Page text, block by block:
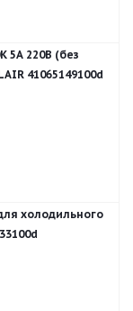
220В (без
41065149100d
холодильного